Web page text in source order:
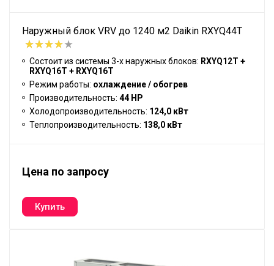
Наружный блок VRV до 1240 м2 Daikin RXYQ44T
Состоит из системы 3-х наружных блоков: RXYQ12T +
RXYQ16T + RXYQ16T
Режим работы: охлаждение / обогрев
Производительность: 44 HP
Холодопроизводительность: 124,0 кВт
Теплопроизводительность: 138,0 кВт
Цена по запросу